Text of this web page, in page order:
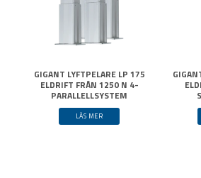
GIGANT LYFTPELARE LP 175
ELDRIFT FRÅN 1250 N 4-
PARALLELLSYSTEM
LÄS MER